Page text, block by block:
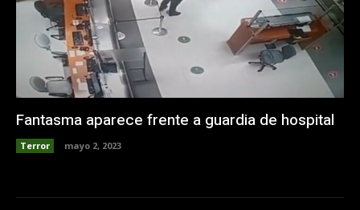
Fantasma aparece frente a guardia de hospital
Terror mayo 2, 2023